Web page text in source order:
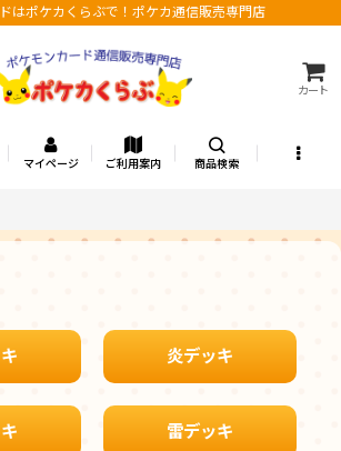
はポケカくらぶで！ポケカ通信販売専門店
カート
マイページ ご利用案内 商品検索
炎デッキ
雷デッキ